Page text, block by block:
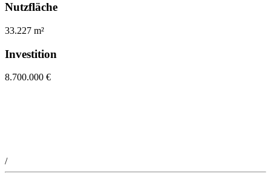
Nutzfläche
33.227 m²
Investition
8.700.000 €
/